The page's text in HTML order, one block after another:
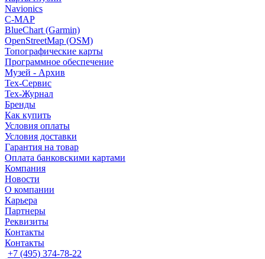
Navionics
C-MAP
BlueChart (Garmin)
OpenStreetMap (OSM)
Топографические карты
Программное обеспечение
Музей - Архив
Tex-Сервис
Тех-Журнал
Бренды
Как купить
Условия оплаты
Условия доставки
Гарантия на товар
Оплата банковскими картами
Компания
Новости
О компании
Карьера
Партнеры
Реквизиты
Контакты
Контакты
+7 (495) 374-78-22